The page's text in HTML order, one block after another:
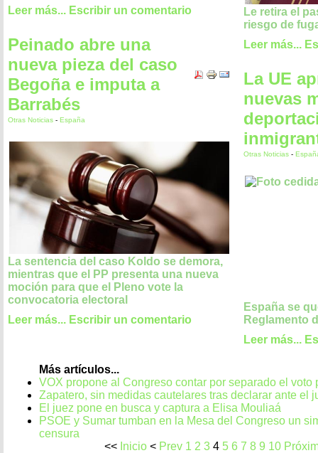
Leer más... Escribir un comentario
Peinado abre una
nueva pieza del caso
Begoña e imputa a
Barrabés
Otras Noticias - España
La sentencia del caso Koldo se demora,
mientras que el PP presenta una nueva
moción para que el Pleno vote la
convocatoria electoral
Leer más... Escribir un comentario
Le retira el
riesgo de
Leer más...
La UE
nuevas
Otras Noticias -
España se
Reglamento
Leer más...
Más artículos...
VOX propone al Congreso contar por separado el voto
Zapatero, sin medidas cautelares tras declarar ante el
El juez pone en busca y captura a Elisa Mouliaá
PSOE y Sumar tumban en la Mesa del Congreso un
censura
<< Inicio < Prev 1 2 3 4 5 6 7 8 9 10